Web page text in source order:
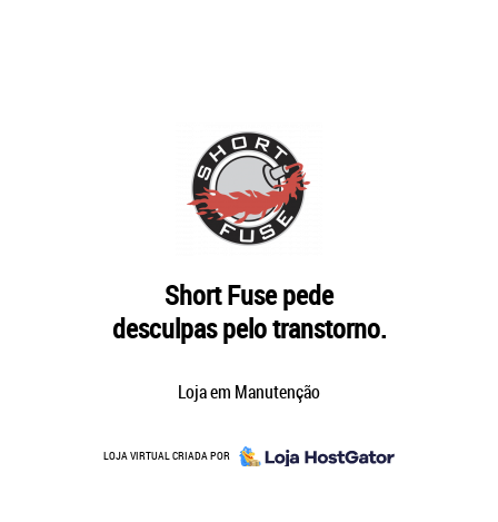
Short Fuse pede
desculpas pelo transtorno.
Loja em Manutenção
LOJA VIRTUAL CRIADA POR